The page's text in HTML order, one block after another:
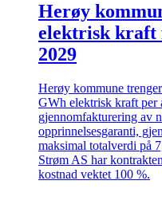
Herøy
elektrisk kraft
2029
Herøy kommune
GWh elektrisk kraft per
gjennomfakturering av
opprinnelsesgaranti,
maksimal totalverdi på
Strøm AS har
kostnad vektet 100 %.